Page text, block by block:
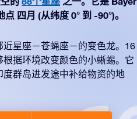
四月 (从纬度 0° 到 -90°)。
星座－苍蝇座－的变色龙。16
据环境改变颜色的小蜥蜴。它
群岛进发途中补给物资的地